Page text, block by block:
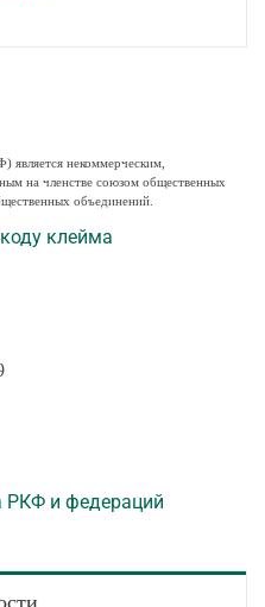
является некоммерческим,
на членстве союзом общественных
объединений.
клейма
РКФ и федераций